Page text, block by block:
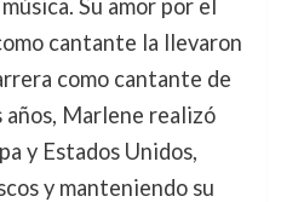
Su amor por el
cantante la llevaron
como cantante de
Marlene realizó
y Estados Unidos,
y manteniendo su